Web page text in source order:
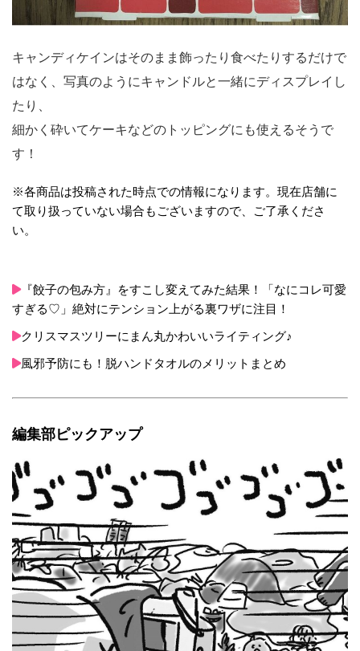
キャンディケインはそのまま飾ったり食べたりするだけで
はなく、写真のようにキャンドルと一緒にディスプレイし
たり、
細かく砕いてケーキなどのトッピングにも使えるそうで
す！
※各商品は投稿された時点での情報になります。現在店舗に
て取り扱っていない場合もございますので、ご了承くださ
い。
『餃子の包み方』をすこし変えてみた結果！「なにコレ可愛
すぎる♡」絶対にテンション上がる裏ワザに注目！
クリスマスツリーにまん丸かわいいライティング♪
風邪予防にも！脱ハンドタオルのメリットまとめ
編集部ピックアップ